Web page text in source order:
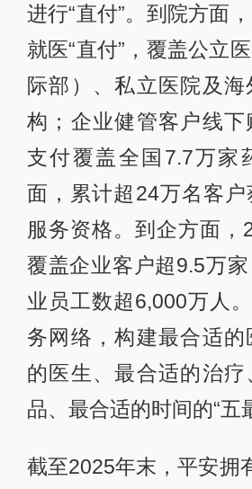
进行“直付”。到院方面
就医“直付”，覆盖公立
际部）、私立医院及
构；企业健管客户线下
支付覆盖全国7.7万家
面，累计超24万名客
服务资格。到企方面，
覆盖企业客户超9.5万
业员工数超6,000万人
务网络，构建最合适的
的医生、最合适的治
品、最合适的时间的“五
截至2025年末，平安拥